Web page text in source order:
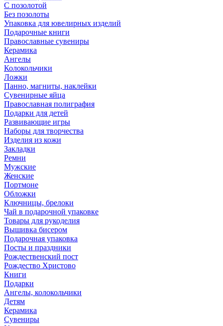
С позолотой
Без позолоты
Упаковка для ювелирных изделий
Подарочные книги
Православные сувениры
Керамика
Ангелы
Колокольчики
Ложки
Панно, магниты, наклейки
Сувенирные яйца
Православная полиграфия
Подарки для детей
Развивающие игры
Наборы для творчества
Изделия из кожи
Закладки
Ремни
Мужские
Женские
Портмоне
Обложки
Ключницы, брелоки
Чай в подарочной упаковке
Товары для рукоделия
Вышивка бисером
Подарочная упаковка
Посты и праздники
Рождественский пост
Рождество Христово
Книги
Подарки
Ангелы, колокольчики
Детям
Керамика
Сувениры